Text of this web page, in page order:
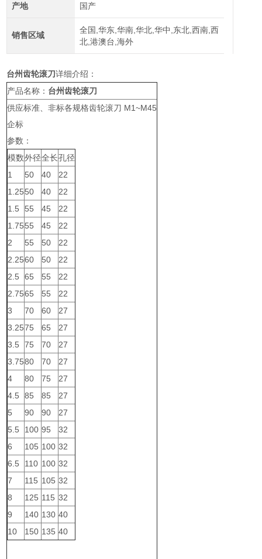
产地 国产
销售区域
全国,华东,华南,华北,华中,东北,西南,西
北,港澳台,海外
台州齿轮滚刀详细介绍：
产品名称： 台州齿轮滚刀
供应标准、非标各规格齿轮滚刀 M1~M45
企标
参数：
模数外径全长孔径
1
50 40
22
1.2550 40
22
1.5
55 45
22
1.7555 45
22
2
55 50
22
2.2560 50
22
2.5
65 55
22
2.7565 55
22
3
70 60
27
3.2575 65
27
3.5
75 70
27
3.7580 70
27
4
80 75
27
4.5
85 85
27
5
90 90
27
5.5
100 95
32
6
105 100 32
6.5
110 100 32
7
115 105 32
8
125 115 32
9
140 130 40
10
150 135 40